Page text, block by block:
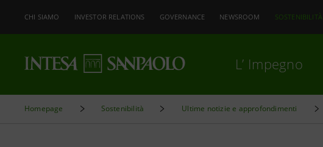
CHI SIAMO INVESTOR RELATIONS GOVERNANCE NEWSROOM SOSTENIBILITÀ
L’ Impegno
Homepage Sostenibilità Ultime notizie e approfondimenti